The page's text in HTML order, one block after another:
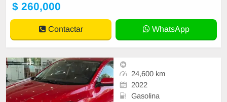
$ 260,000
Contactar WhatsApp
24,600 km
2022
Gasolina